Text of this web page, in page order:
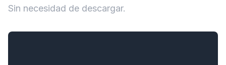
Sin necesidad de descargar.